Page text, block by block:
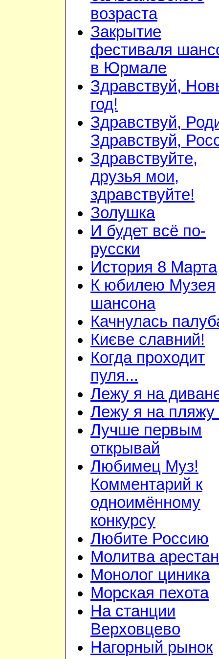
возраста
Закрытие
фестиваля
в Юрмале
Здравствуй,
год!
Здравствуй,
Здравствуй,
Здравствуйте,
друзья мои,
здравствуйте!
Золушка
И будет всё по-
русски
История 8 Марта
К юбилею Музея
шансона
Качнулась
Києве славний!
Когда проходит
пуля...
Лежу я на
Лежу я на пляжу
Лучше первым
открывай
Любимец Муз!
Комментарий к
одноимённому
конкурсу
Любите Россию
Молитва
Монолог циника
Морская пехота
На станции
Верховцево
Нагорный рынок